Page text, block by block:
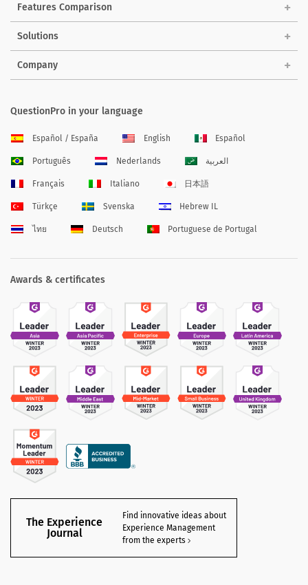
Features Comparison
Solutions
Company
QuestionPro in your language
Español / España English Español
Português Nederlands العربية
Français Italiano 日本語
Türkçe Svenska Hebrew IL
ไทย Deutsch Portuguese de Portugal
Awards & certificates
The Experience
Journal
Find innovative ideas about
Experience Management
from the experts